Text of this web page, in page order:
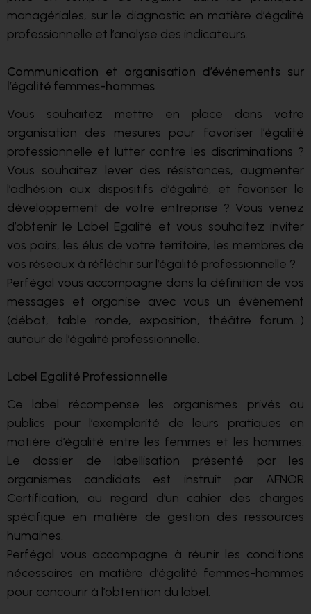
managériales, sur le diagnostic en matière d’égalité
professionnelle et l’analyse des indicateurs.
Communication et organisation d’événements sur
l’égalité femmes-hommes
Vous souhaitez mettre en place dans votre
organisation des mesures pour favoriser l’égalité
professionnelle et lutter contre les discriminations ?
Vous souhaitez lever des résistances, augmenter
l’adhésion aux dispositifs d’égalité, et favoriser le
développement de votre entreprise ? Vous venez
d’obtenir le Label Egalité et vous souhaitez inviter
vos pairs, les élus de votre territoire, les membres de
vos réseaux à réfléchir sur l’égalité professionnelle ?
Perfégal vous accompagne dans la définition de vos
messages et organise avec vous un évènement
(débat, table ronde, exposition, théâtre forum…)
autour de l’égalité professionnelle.
Label Egalité Professionnelle
Ce label récompense les organismes privés ou
publics pour l’exemplarité de leurs pratiques en
matière d’égalité entre les femmes et les hommes.
Le dossier de labellisation présenté par les
organismes candidats est instruit par AFNOR
Certification, au regard d’un cahier des charges
spécifique en matière de gestion des ressources
humaines.
Perfégal vous accompagne à réunir les conditions
nécessaires en matière d’égalité femmes-hommes
pour concourir à l’obtention du label.